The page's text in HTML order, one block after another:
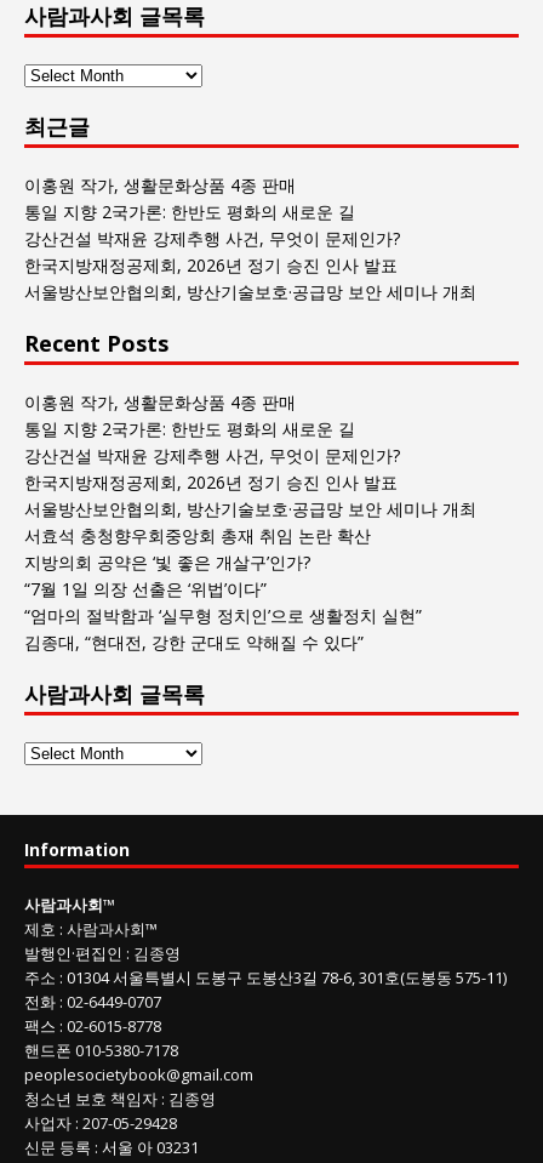
사람과사회 글목록
사
과
사
회
글
목
록
최근글
이홍원 작가, 생활문화상품 4종 판매
통일 지향 2국가론: 한반도 평화의 새로운 길
강산건설 박재윤 강제추행 사건, 무엇이 문제인가?
한국지방재정공제회, 2026년 정기 승진 인사 발표
서울방산보안협의회, 방산기술보호·공급망 보안 세미나 개최
Recent Posts
이홍원 작가, 생활문화상품 4종 판매
통일 지향 2국가론: 한반도 평화의 새로운 길
강산건설 박재윤 강제추행 사건, 무엇이 문제인가?
한국지방재정공제회, 2026년 정기 승진 인사 발표
서울방산보안협의회, 방산기술보호·공급망 보안 세미나 개최
서효석 충청향우회중앙회 총재 취임 논란 확산
지방의회 공약은 ‘빛 좋은 개살구’인가?
“7월 1일 의장 선출은 ‘위법’이다”
“엄마의 절박함과 ‘실무형 정치인’으로 생활정치 실현”
김종대, “현대전, 강한 군대도 약해질 수 있다”
사람과사회 글목록
사
회
목
록
Information
사람과사회™
제호 : 사람과사회™
발행인·편집인 : 김종영
주소 : 01304서울특별시 도봉구 도봉산3길 78-6, 301호(도봉동 575-11)
전화 : 02-6449-0707
팩스 : 02-6015-8778
핸드폰 010-5380-7178
peoplesocietybook@gmail.com
청소년 보호 책임자 : 김종영
사업자 : 207-05-29428
신문 등록 : 서울 아 03231